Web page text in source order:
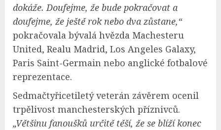
dokáže. Doufejme, že bude pokračovat a
doufejme, že ještě rok nebo dva zůstane,“
pokračovala bývalá hvězda Machesteru
United, Realu Madrid, Los Angeles Galaxy,
Paris Saint-Germain nebo anglické fotbalové
reprezentace.
Sedmačtyřicetiletý veterán závěrem ocenil
trpělivost manchesterských příznivců.
„Většinu fanoušků určitě těší, že se blíží konec